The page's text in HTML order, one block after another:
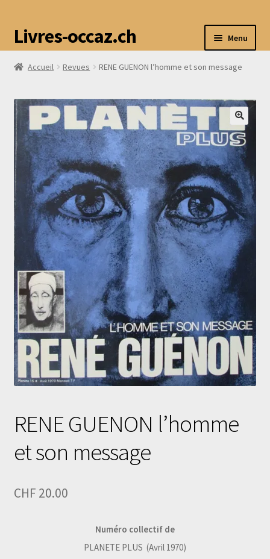
Livres-occaz.ch Menu
Accueil
Boutique
Mon compte
Avis
Contact
Accueil Revues RENE GUENON l’homme et son message
RENE GUENON l’homme
et son message
CHF 20.00
Numéro collectif de
PLANETE PLUS (Avril 1970)